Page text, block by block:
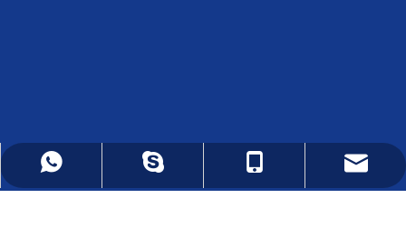
+86 - 13928032657
+86 - 13928032657
daniel.wu@sinopakelectric.com